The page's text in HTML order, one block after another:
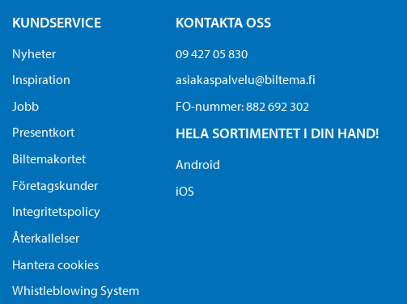
KUNDSERVICE
Nyheter
Inspiration
Jobb
Presentkort
Biltemakortet
Företagskunder
Integritetspolicy
Återkallelser
Hantera cookies
Whistleblowing System
KONTAKTA OSS
09 427 05 830
asiakaspalvelu@biltema.fi
FO-nummer:​ 882 692 302
HELA SORTIMENTET I DIN HAND!
Android
iOS